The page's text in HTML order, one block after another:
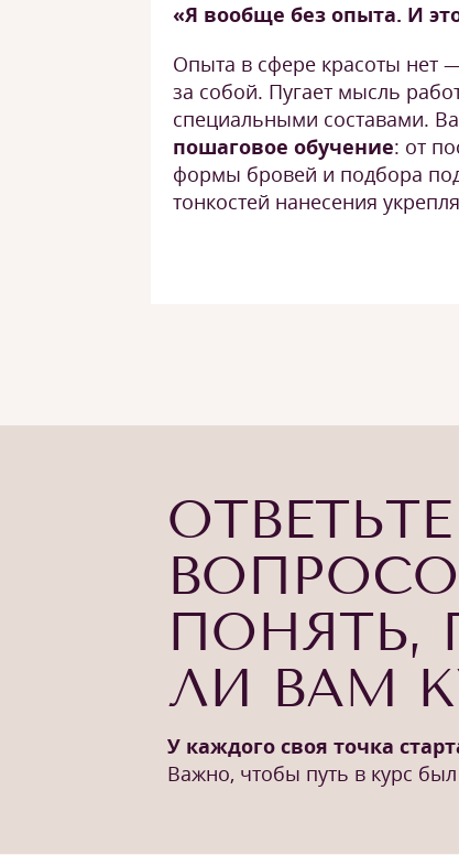
«Я вообще без опыта. И
Опыта в сфере красоты нет
за собой. Пугает мысль
специальными составами.
пошаговое обучение: от
формы бровей и подбора
тонкостей нанесения
ПОНЯТЬ,
ЛИ ВАМ
У каждого своя точка
Важно, чтобы путь в курс